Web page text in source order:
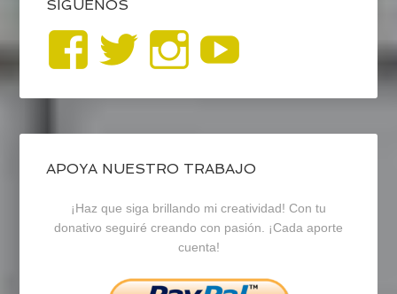
SÍGUENOS
Ver
perfil
de
blogrecursosep
en
Facebook
Ver
perfil
de
recursosep
en
Twitter
Ver
perfil
de
recursosep
en
Instagram
APOYA NUESTRO TRABAJO
¡Haz que siga brillando mi creatividad! Con tu
donativo seguiré creando con pasión. ¡Cada aporte
cuenta!